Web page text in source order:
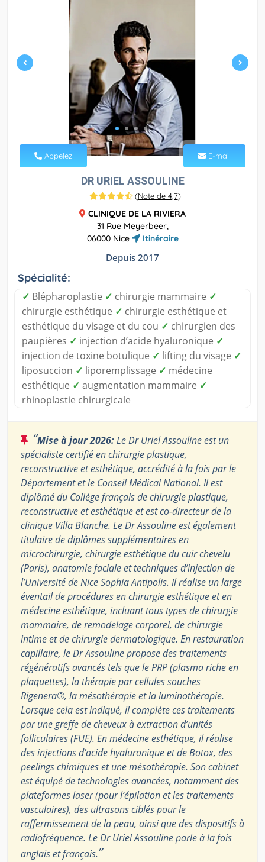
Appelez E-mail
DR URIEL ASSOULINE
(Note de 4,7)
CLINIQUE DE LA RIVIERA
31 Rue Meyerbeer,
06000 Nice
Itinéraire
Depuis 2017
Spécialité:
✓ Blépharoplastie ✓ chirurgie mammaire ✓
chirurgie esthétique ✓ chirurgie esthétique et
esthétique du visage et du cou ✓ chirurgien des
paupières ✓ injection d’acide hyaluronique ✓
injection de toxine botulique ✓ lifting du visage ✓
liposuccion ✓ liporemplissage ✓ médecine
esthétique ✓ augmentation mammaire ✓
rhinoplastie chirurgicale
“Mise à jour 2026:Le Dr Uriel Assouline est un
spécialiste certifié en chirurgie plastique,
reconstructive et esthétique, accrédité à la fois par le
Département et le Conseil Médical National. Il est
diplômé du Collège français de chirurgie plastique,
reconstructive et esthétique et est co-directeur de la
clinique Villa Blanche. Le Dr Assouline est également
titulaire de diplômes supplémentaires en
microchirurgie, chirurgie esthétique du cuir chevelu
(Paris), anatomie faciale et techniques d’injection de
l’Université de Nice Sophia Antipolis. Il réalise un large
éventail de procédures en chirurgie esthétique et en
médecine esthétique, incluant tous types de chirurgie
mammaire, de remodelage corporel, de chirurgie
intime et de chirurgie dermatologique. En restauration
capillaire, le Dr Assouline propose des traitements
régénératifs avancés tels que le PRP (plasma riche en
plaquettes), la thérapie par cellules souches
Rigenera®, la mésothérapie et la luminothérapie.
Lorsque cela est indiqué, il complète ces traitements
par une greffe de cheveux à extraction d’unités
folliculaires (FUE). En médecine esthétique, il réalise
des injections d’acide hyaluronique et de Botox, des
peelings chimiques et une mésothérapie. Son cabinet
est équipé de technologies avancées, notamment des
plateformes laser (pour l’épilation et les traitements
vasculaires), des ultrasons ciblés pour le
raffermissement de la peau, ainsi que des dispositifs à
radiofréquence. Le Dr Uriel Assouline parle à la fois
anglais et français.”